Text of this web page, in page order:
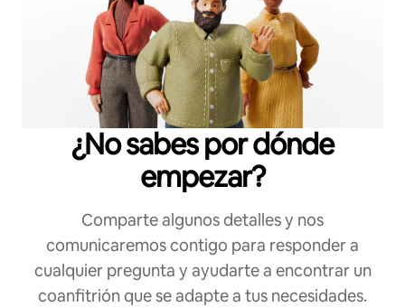
¿No sabes por dónde
empezar?
Comparte algunos detalles y nos
comunicaremos contigo para responder a
cualquier pregunta y ayudarte a encontrar un
coanfitrión que se adapte a tus necesidades.